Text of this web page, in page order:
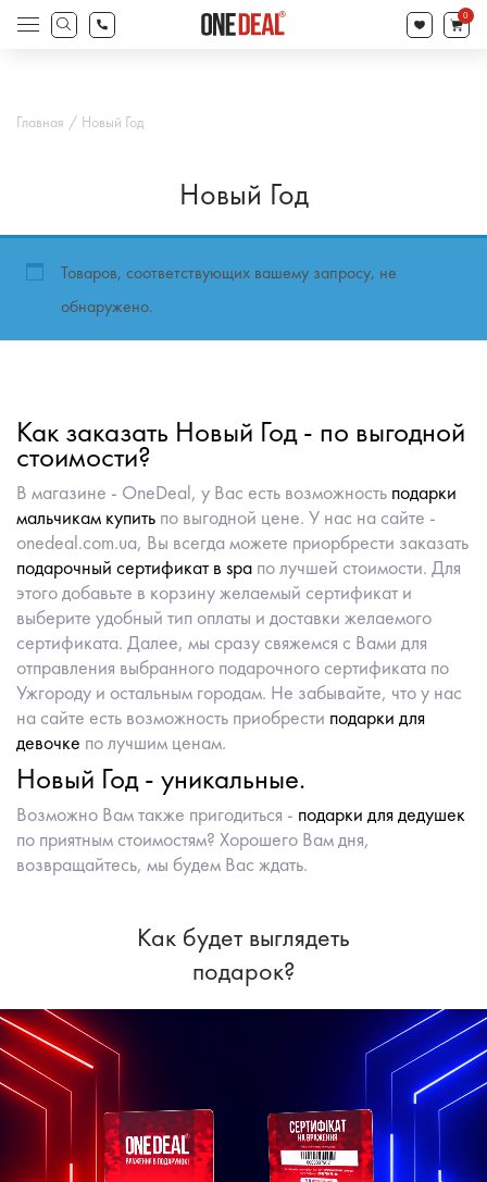
товаров
Поиск
товаров
0
Главная Новый Год
Новый Год
Товаров, соответствующих вашему запросу, не
обнаружено.
Как заказать Новый Год - по выгодной
стоимости?
В магазине - OneDeal, у Вас есть возможность подарки
мальчикам купить по выгодной цене. У нас на сайте -
onedeal.com.ua, Вы всегда можете приорбрести заказать
подарочный сертификат в spa по лучшей стоимости. Для
этого добавьте в корзину желаемый сертификат и
выберите удобный тип оплаты и доставки желаемого
сертификата. Далее, мы сразу свяжемся с Вами для
отправления выбранного подарочного сертификата по
Ужгороду и остальным городам. Не забывайте, что у нас
на сайте есть возможность приобрести подарки для
девочке по лучшим ценам.
Новый Год - уникальные.
Возможно Вам также пригодиться - подарки для дедушек
по приятным стоимостям? Хорошего Вам дня,
возвращайтесь, мы будем Вас ждать.
Как будет выглядеть
подарок?